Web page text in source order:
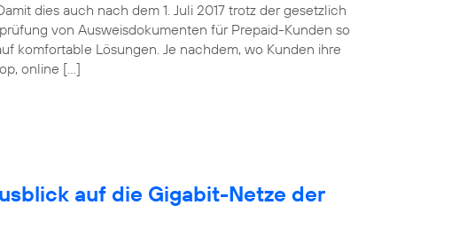
dies auch nach dem 1. Juli 2017 trotz der gesetzlich
von Ausweisdokumenten für Prepaid-Kunden so
komfortable Lösungen. Je nachdem, wo Kunden ihre
online […]
auf die Gigabit-Netze der